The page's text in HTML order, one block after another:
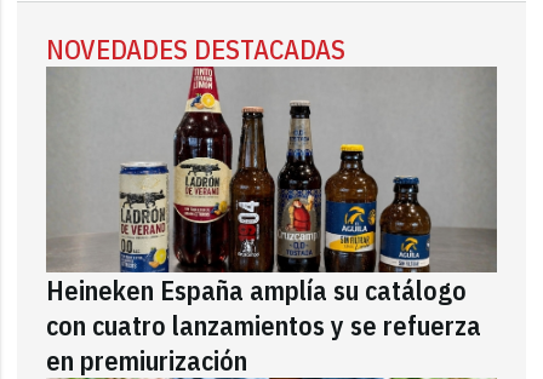
NOVEDADES DESTACADAS
Heineken España amplía su catálogo
con cuatro lanzamientos y se refuerza
en premiurización